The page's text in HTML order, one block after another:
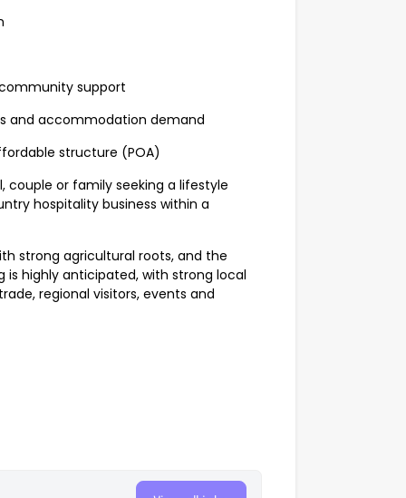
support
accommodation demand
structure (POA)
couple or family seeking a lifestyle
hospitality business within a
strong agricultural roots, and the
is highly anticipated, with strong local
regional visitors, events and